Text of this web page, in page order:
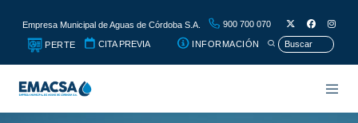
Empresa Municipal de Aguas de Córdoba S.A. 900 700 070
PERTE CITA PREVIA INFORMACIÓN